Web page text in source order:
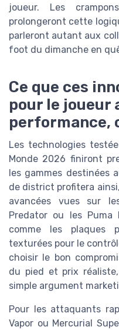
joueur. Les
prolongeront cette
parleront autant aux
foot du dimanche en
Ce que ces
pour le joueur
performance,
Les technologies
Monde 2026 finiront
les gammes destinées
de district profitera
avancées vues sur
Predator ou les Puma
comme les plaques
texturées pour le
choisir le bon
du pied et prix
simple argument
Pour les attaquants
Vapor ou Mercurial